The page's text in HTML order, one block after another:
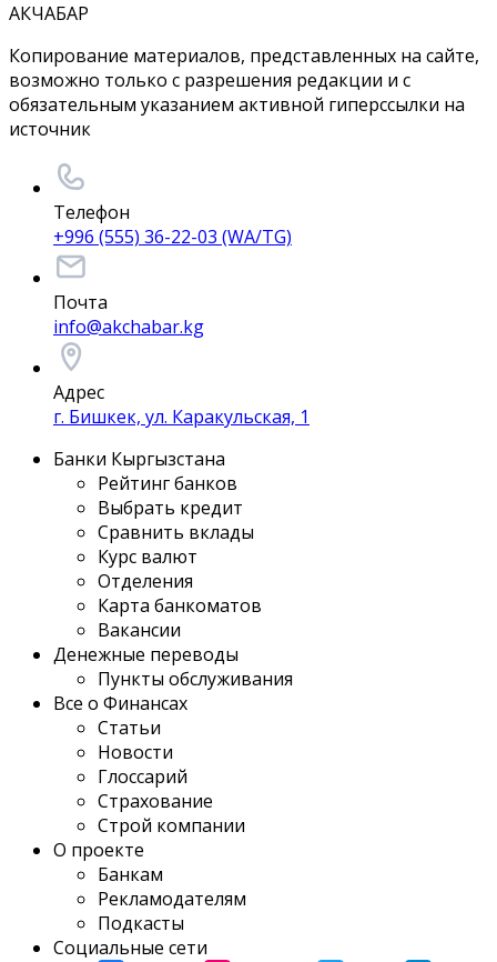
АКЧАБАР
Копирование материалов, представленных на сайте,
возможно только с разрешения редакции и с
обязательным указанием активной гиперссылки на
источник
Телефон
+996 (555) 36-22-03 (WA/TG)
Почта
info@akchabar.kg
Адрес
г. Бишкек, ул. Каракульская, 1
Банки Кыргызстана
Рейтинг банков
Выбрать кредит
Сравнить вклады
Курс валют
Отделения
Карта банкоматов
Вакансии
Денежные переводы
Пункты обслуживания
Все о Финансах
Статьи
Новости
Глоссарий
Страхование
Строй компании
О проекте
Банкам
Рекламодателям
Подкасты
Социальные сети